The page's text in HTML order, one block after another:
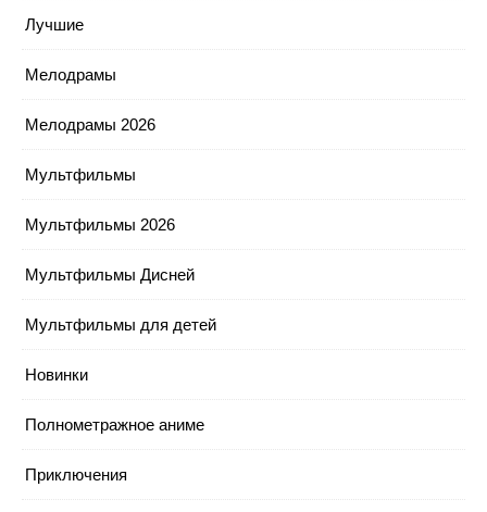
Лучшие
Мелодрамы
Мелодрамы 2026
Мультфильмы
Мультфильмы 2026
Мультфильмы Дисней
Мультфильмы для детей
Новинки
Полнометражное аниме
Приключения